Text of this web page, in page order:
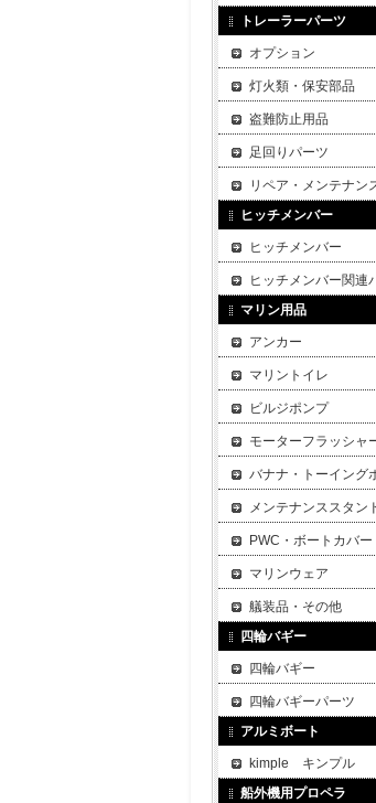
トレーラーパーツ
オプション
灯火類・保安部品
盗難防止用品
足回りパーツ
リペア・メンテナン
ヒッチメンバー
ヒッチメンバー
ヒッチメンバー関連
マリン用品
アンカー
マリントイレ
ビルジポンプ
モーターフラッシャ
バナナ・トーイング
メンテナンススタン
PWC・ボートカバー
マリンウェア
艤装品・その他
四輪バギー
四輪バギー
四輪バギーパーツ
アルミボート
kimple キンプル
船外機用プロペラ